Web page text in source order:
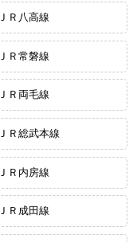
ＪＲ八高線
ＪＲ常磐線
ＪＲ両毛線
ＪＲ総武本線
ＪＲ内房線
ＪＲ成田線